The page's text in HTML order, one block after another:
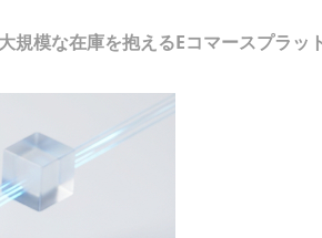
規模な在庫を抱えるEコマースプラッ